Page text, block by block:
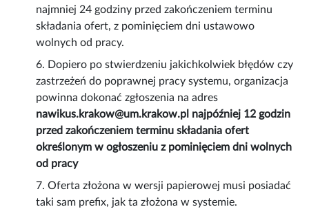
najmniej 24 godziny przed zakończeniem terminu
składania ofert, z pominięciem dni ustawowo
wolnych od pracy.
6. Dopiero po stwierdzeniu jakichkolwiek błędów czy
zastrzeżeń do poprawnej pracy systemu, organizacja
powinna dokonać zgłoszenia na adres
nawikus.krakow@um.krakow.pl najpóźniej 12 godzin
przed zakończeniem terminu składania ofert
określonym w ogłoszeniu z pominięciem dni wolnych
od pracy
7. Oferta złożona w wersji papierowej musi posiadać
taki sam prefix, jak ta złożona w systemie.